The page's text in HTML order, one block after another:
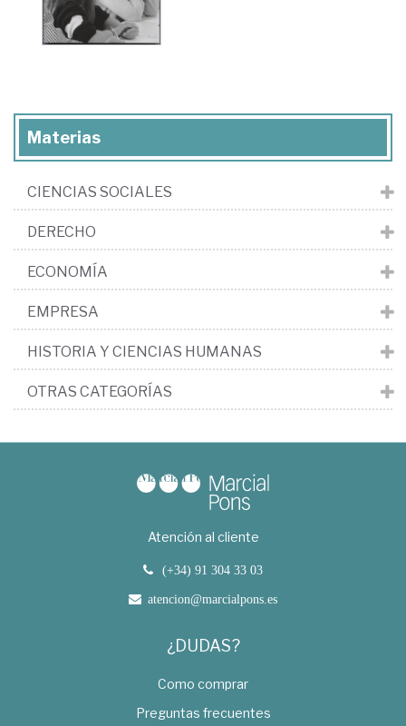
Materias
CIENCIAS SOCIALES
DERECHO
ECONOMÍA
EMPRESA
HISTORIA Y CIENCIAS HUMANAS
OTRAS CATEGORÍAS
Atención al cliente
(+34) 91 304 33 03
atencion@marcialpons.es
¿DUDAS?
Como comprar
Preguntas frecuentes